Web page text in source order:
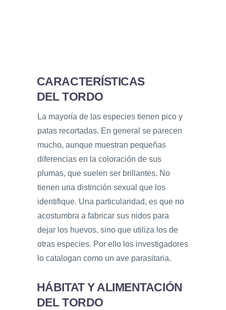
CARACTERÍSTICAS
DEL TORDO
La mayoría de las especies tienen pico y
patas recortadas. En general se parecen
mucho, aunque muestran pequeñas
diferencias en la coloración de sus
plumas, que suelen ser brillantes. No
tienen una distinción sexual que los
identifique. Una particularidad, es que no
acostumbra a fabricar sus nidos para
dejar los huevos, sino que utiliza los de
otras especies. Por ello los investigadores
lo catalogan como un ave parasitaria.
HÁBITAT Y ALIMENTACIÓN
DEL TORDO